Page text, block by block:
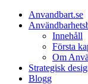
Anvandbart.se
Innehåll
Första
Om
Strategisk
Blogg